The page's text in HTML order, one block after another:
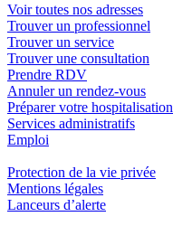
Voir toutes nos adresses
Trouver un professionnel
Trouver un service
Trouver une consultation
Prendre RDV
Annuler un rendez-vous
Préparer votre hospitalisation
Services administratifs
Emploi​
Protection de la vie privée
Mentions légales
Lanceurs d’alerte